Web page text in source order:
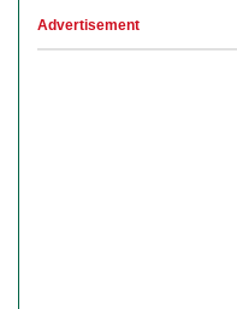
Advertisement